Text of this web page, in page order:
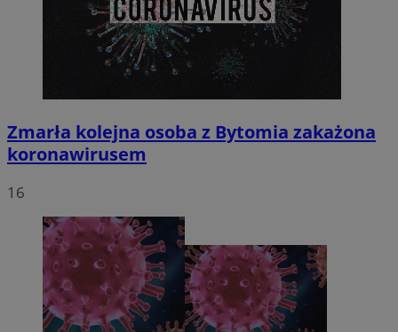
Zmarła kolejna osoba z Bytomia zakażona
koronawirusem
16